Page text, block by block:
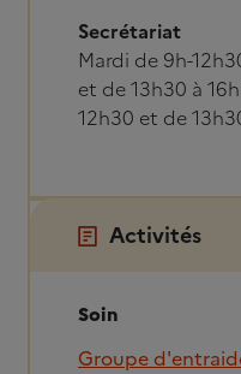
Secrétariat
Mardi de 9h-
et de 13h30 à
12h30 et de
Activités
Soin
Groupe